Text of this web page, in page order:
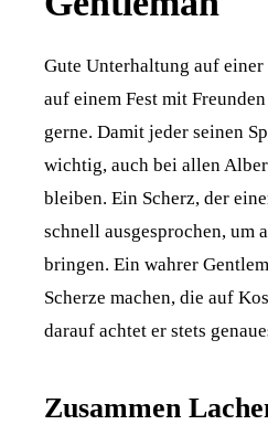
Gute Unterhaltung auf
auf einem Fest mit
gerne. Damit jeder seinen
wichtig, auch bei allen
bleiben. Ein Scherz, der
schnell ausgesprochen, um
bringen. Ein wahrer
Scherze machen, die auf
darauf achtet er stets
Zusammen